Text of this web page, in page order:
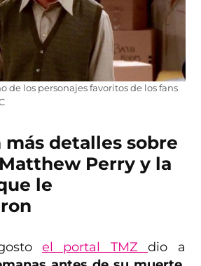
de los personajes favoritos de los fans
más detalles sobre
Perry y la
le
el portal TMZdio a